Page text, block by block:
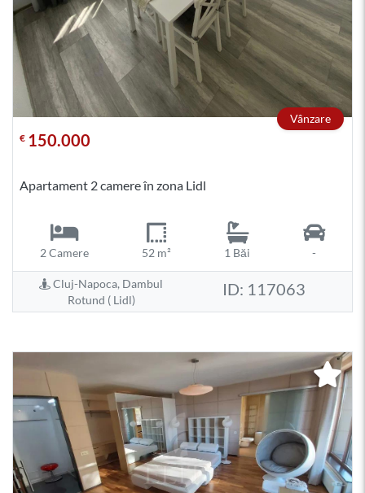
Vânzare
€ 150.000
Apartament 2 camere în zona Lidl
2 Camere 52 m² 1 Băi -
Cluj-Napoca, Dambul
Rotund ( Lidl)
ID: 117063